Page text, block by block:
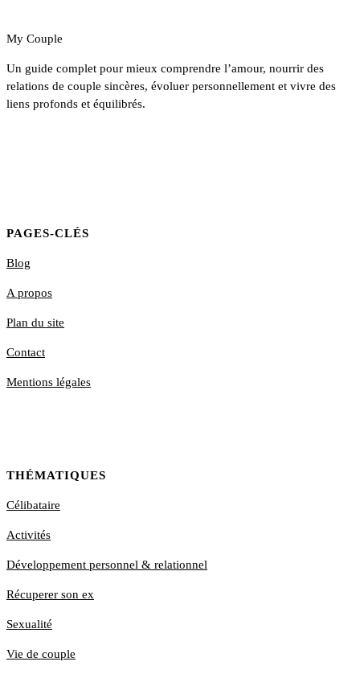
My Couple
Un guide complet pour mieux comprendre l’amour, nourrir des
relations de couple sincères, évoluer personnellement et vivre des
liens profonds et équilibrés.
PAGES-CLÉS
Blog
A propos
Plan du site
Contact
Mentions légales
THÉMATIQUES
Célibataire
Activités
Développement personnel & relationnel
Récuperer son ex
Sexualité
Vie de couple